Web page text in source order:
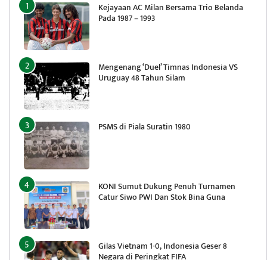
Kejayaan AC Milan Bersama Trio Belanda
Pada 1987 – 1993
Mengenang ‘Duel’ Timnas Indonesia VS
Uruguay 48 Tahun Silam
PSMS di Piala Suratin 1980
KONI Sumut Dukung Penuh Turnamen
Catur Siwo PWI Dan Stok Bina Guna
Gilas Vietnam 1-0, Indonesia Geser 8
Negara di Peringkat FIFA